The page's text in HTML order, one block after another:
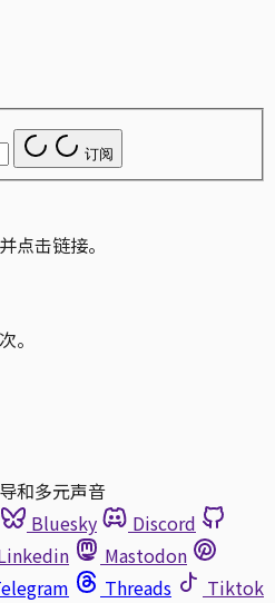
订阅
点击链接。
。
和多元声音
Bluesky
Discord
Mastodon
Threads
Tiktok